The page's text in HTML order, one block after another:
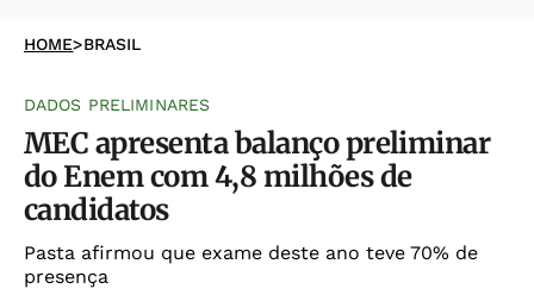
HOME>BRASIL
DADOS PRELIMINARES
MEC apresenta balanço preliminar
do Enem com 4,8 milhões de
candidatos
Pasta afirmou que exame deste ano teve 70% de
presença